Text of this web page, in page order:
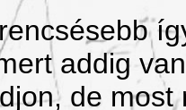
addig
de